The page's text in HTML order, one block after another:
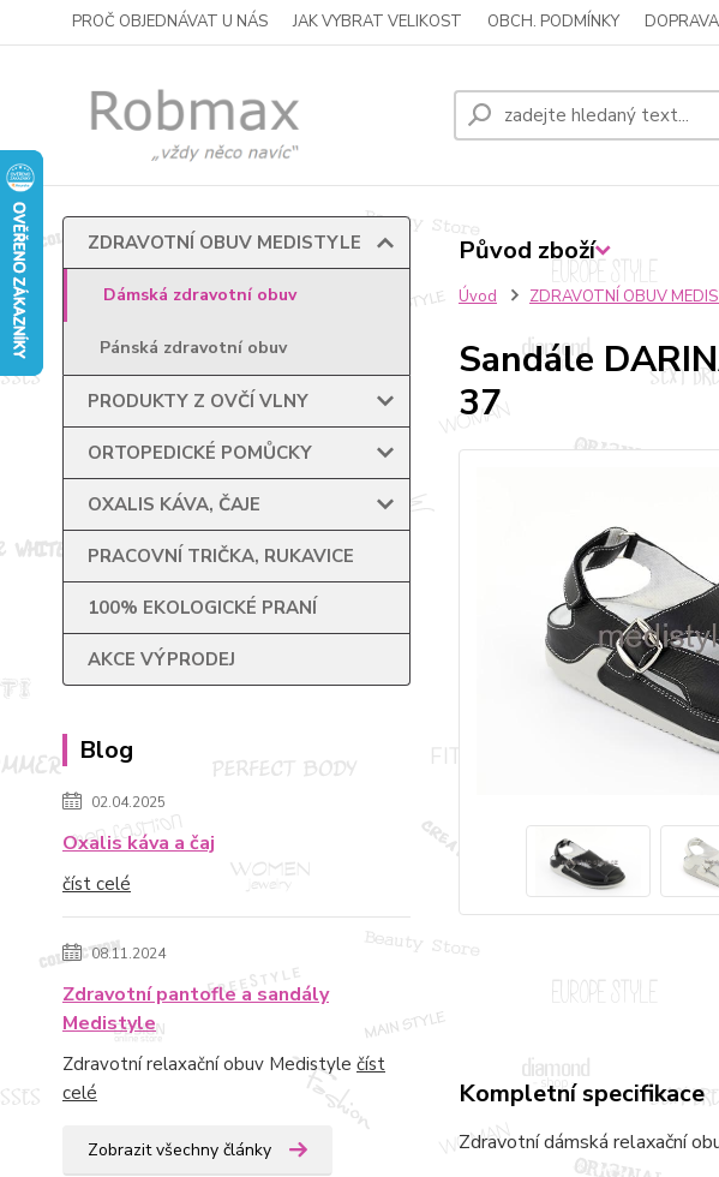
PROČ OBJEDNÁVAT U NÁS JAK VYBRAT VELIKOST OBCH. PODMÍNKY
ZDRAVOTNÍ OBUV MEDISTYLE
Dámská zdravotní obuv
Pánská zdravotní obuv
PRODUKTY Z OVČÍ VLNY
ORTOPEDICKÉ POMŮCKY
OXALIS KÁVA, ČAJE
PRACOVNÍ TRIČKA, RUKAVICE
100% EKOLOGICKÉ PRANÍ
AKCE VÝPRODEJ
Blog
02.04.2025
Oxalis káva a čaj
číst celé
08.11.2024
Zdravotní pantofle a sandály
Medistyle
Zdravotní relaxační obuv Medistyle číst
celé
Zobrazit všechny články
Úvod ZDRAVOTNÍ OBUV
Sandále
37
Kompletní specifikace
Zdravotní dámská relaxační
Původ zboží